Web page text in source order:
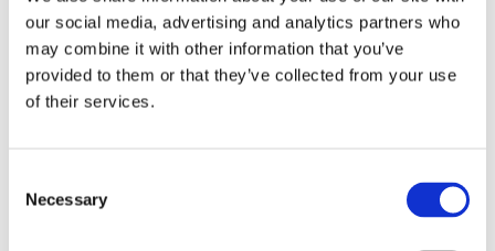
our social media, advertising and analytics partners who
may combine it with other information that you’ve
provided to them or that they’ve collected from your use
of their services.
Selection
Necessary